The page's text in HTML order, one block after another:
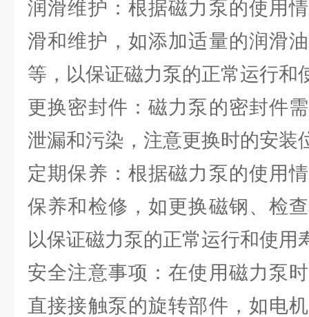
润滑维护：根据磁力泵的使用
滑和维护，如添加适量的润滑
等，以保证磁力泵的正常运行和
更换密封件：磁力泵的密封件
泄漏和污染，注意更换时的安装
定期保养：根据磁力泵的使用
保养和检修，如更换磁钢、检
以保证磁力泵的正常运行和使用
安全注意事项：在使用磁力泵
直接接触泵的旋转部件，如电